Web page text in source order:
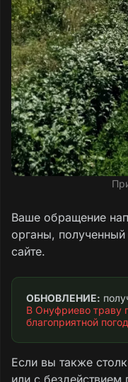
Ваше обращение
органы, полученный
сайте.
ОБНОВЛЕНИЕ:
В Онуфриево траву
благоприятной
Если вы также
или с бездействием